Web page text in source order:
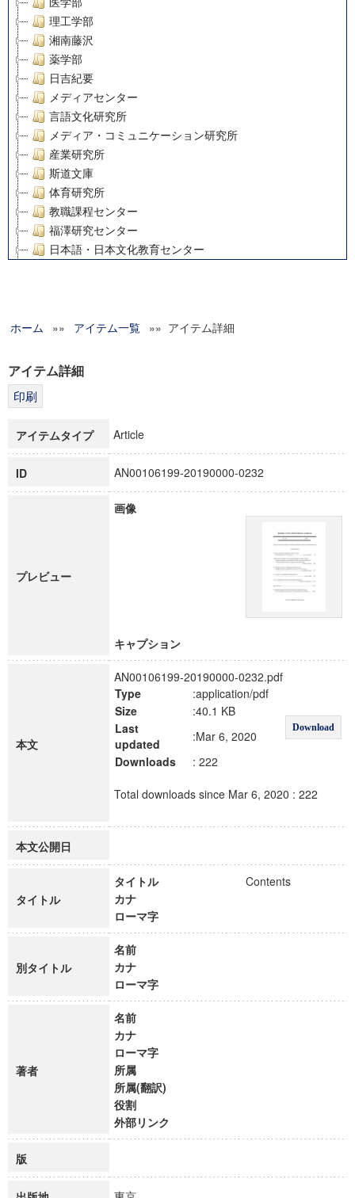
理工学部
湘南藤沢
薬学部
日吉紀要
メディアセンター
言語文化研究所
メディア・コミュニケーション研究所
産業研究所
斯道文庫
体育研究所
教職課程センター
福澤研究センター
日本語・日本文化教育センター
グローバルリサーチインスティテュート
科学研究費補助金研究成果報告書
博士課程教育リーディングプログラム「超成熟社会発展のサ
ホーム »» アイテム一覧 »» アイテム詳細
アイテム詳細
アイテムタイプ Article
ID AN00106199-20190000-0232
プレビュー
画像
キャプション
本文
AN00106199-20190000-0232.pdf
Type
:application/pdf
Download
Size
:40.1 KB
Last
updated
:Mar 6, 2020
Downloads
: 222
Total downloads since Mar 6, 2020 : 222
本文公開日
タイトル
タイトル
Contents
カナ
ローマ字
別タイトル
名前
カナ
ローマ字
著者
名前
カナ
ローマ字
所属
所属(翻訳)
役割
外部リンク
版